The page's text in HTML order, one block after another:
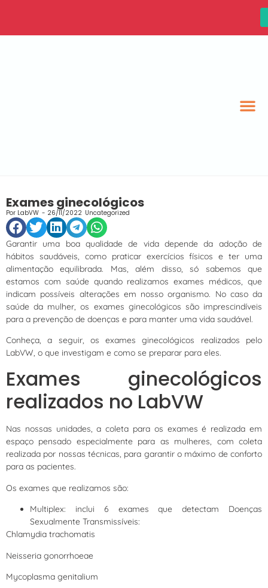
Exames ginecológicos
Por LabVW - 26/11/2022 Uncategorized
Garantir uma boa qualidade de vida depende da adoção de
hábitos saudáveis, como praticar exercícios físicos e ter uma
alimentação equilibrada. Mas, além disso, só sabemos que
estamos com saúde quando realizamos exames médicos, que
indicam possíveis alterações em nosso organismo. No caso da
saúde da mulher, os exames ginecológicos são imprescindíveis
para a prevenção de doenças e para manter uma vida saudável.
Conheça, a seguir, os exames ginecológicos realizados pelo
LabVW, o que investigam e como se preparar para eles.
Exames ginecológicos
realizados no LabVW
Nas nossas unidades, a coleta para os exames é realizada em
espaço pensado especialmente para as mulheres, com coleta
realizada por nossas técnicas, para garantir o máximo de conforto
para as pacientes.
Os exames que realizamos são:
Multiplex: inclui 6 exames que detectam Doenças
Sexualmente Transmissíveis:
Chlamydia trachomatis
Neisseria gonorrhoeae
Mycoplasma genitalium